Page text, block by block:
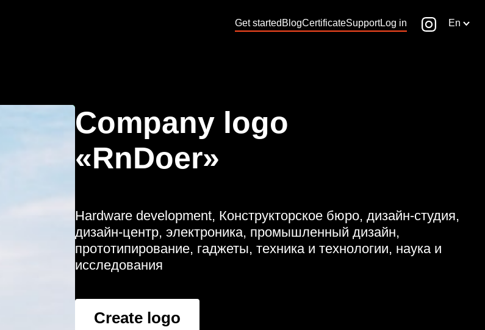
Get started BlogCertificateSupportLog in En
Company logo
«RnDoer»
Hardware development, Конструкторское бюро, дизайн-студия,
дизайн-центр, электроника, промышленный дизайн,
прототипирование, гаджеты, техника и технологии, наука и
исследования
Create logo